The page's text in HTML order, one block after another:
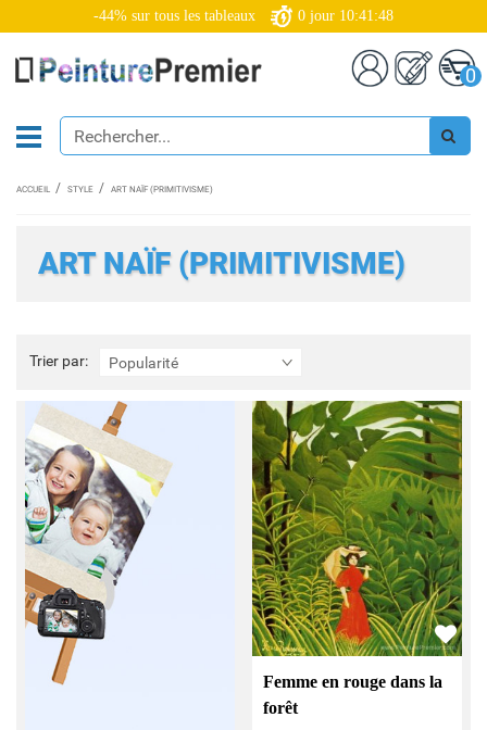
-44% sur tous les tableaux 0 jour 10:41:46
0
ACCUEIL STYLE ART NAÏF (PRIMITIVISME)
ART NAÏF (PRIMITIVISME)
Trier par: Popularité
Trier
par:
Femme en rouge dans la
forêt